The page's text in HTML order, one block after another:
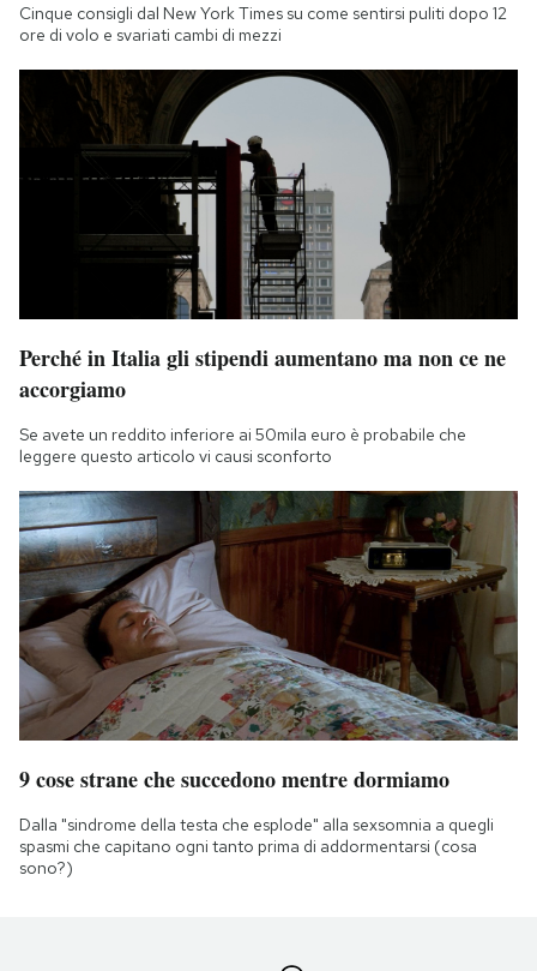
Cinque consigli dal New York Times su come sentirsi puliti dopo 12
ore di volo e svariati cambi di mezzi
Perché in Italia gli stipendi aumentano ma non ce ne
accorgiamo
Se avete un reddito inferiore ai 50mila euro è probabile che
leggere questo articolo vi causi sconforto
9 cose strane che succedono mentre dormiamo
Dalla "sindrome della testa che esplode" alla sexsomnia a quegli
spasmi che capitano ogni tanto prima di addormentarsi (cosa
sono?)